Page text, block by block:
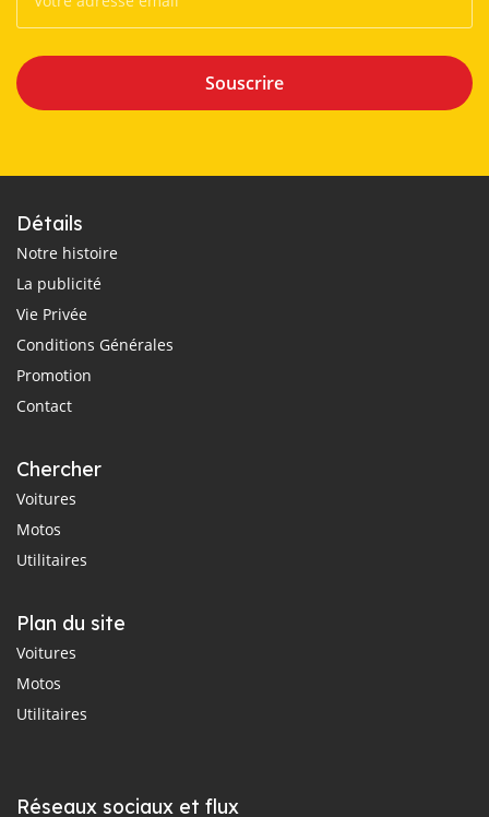
Souscrire
Détails
Notre histoire
La publicité
Vie Privée
Conditions Générales
Promotion
Contact
Chercher
Voitures
Motos
Utilitaires
Plan du site
Voitures
Motos
Utilitaires
Réseaux sociaux et flux